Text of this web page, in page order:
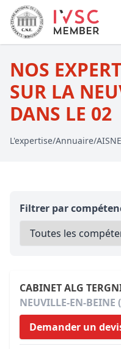
NOS
SUR LA
DANS LE 02
L'expertise/Annuaire/AISNE
Filtrer par
CABINET ALG
NEUVILLE-EN-BEINE
Demander un